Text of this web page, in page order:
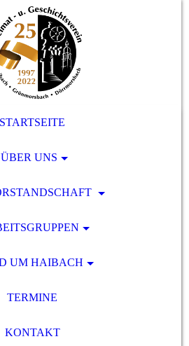
STARTSEITE
ÜBER UNS
UM HAIBACH
TERMINE
KONTAKT